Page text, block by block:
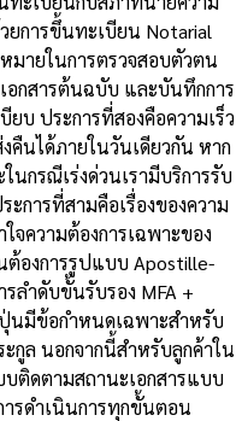
การขึ้นทะเบียน Notarial
มายในการตรวจสอบตัวตน
กสารต้นฉบับ และบันทึกการ
บ ประการที่สองคือความเร็ว
คืนได้ภายในวันเดียวกัน หาก
นกรณีเร่งด่วนเรามีบริการรับ
ะการที่สามคือเรื่องของความ
จความต้องการเฉพาะของ
องการรูปแบบ Apostille-
ลำดับขั้นรับรอง MFA +
นมีข้อกำหนดเฉพาะสำหรับ
ะกูล นอกจากนี้สำหรับลูกค้าใน
บติดตามสถานะเอกสารแบบ
รดำเนินการทุกขั้นตอน